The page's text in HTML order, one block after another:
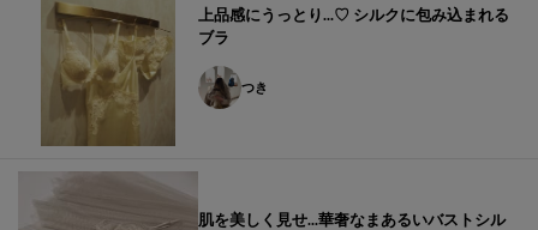
上品感にうっとり...♡ シルクに包み込まれる
ブラ
つき
肌を美しく見せ...華奢なまあるいバストシル